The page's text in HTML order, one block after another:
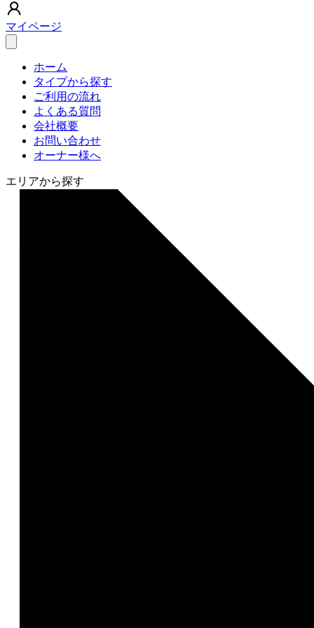
マイページ
ホーム
タイプから探す
ご利用の流れ
よくある質問
会社概要
お問い合わせ
オーナー様へ
エリアから探す